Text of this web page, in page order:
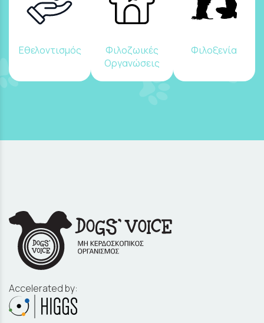
Εθελοντισμός
Φιλοζωικές
Οργανώσεις
Φιλοξενία
Accelerated by: